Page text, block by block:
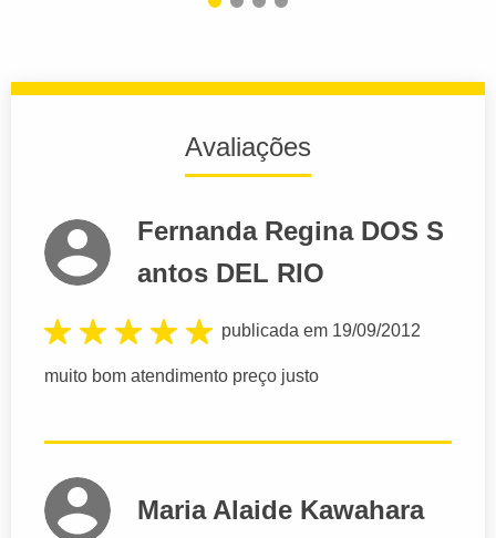
Avaliações
Fernanda Regina DOS S
antos DEL RIO
publicada em 19/09/2012
muito bom atendimento preço justo
Maria Alaide Kawahara